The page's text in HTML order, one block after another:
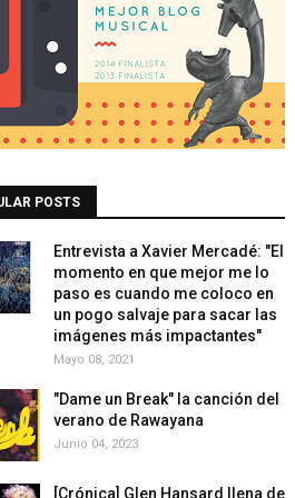
POSTS
Entrevista a Xavier Mercadé: "El
momento en que mejor me lo
paso es cuando me coloco en
un pogo salvaje para sacar las
imágenes más impactantes"
Mayo 08, 2021
"Dame un Break" la canción del
verano de Rawayana
Junio 04, 2023
[Crónica] Glen Hansard llena de